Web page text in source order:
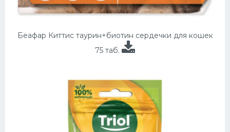
Беафар Киттис таурин+биотин сердечки для кошек
75 таб.